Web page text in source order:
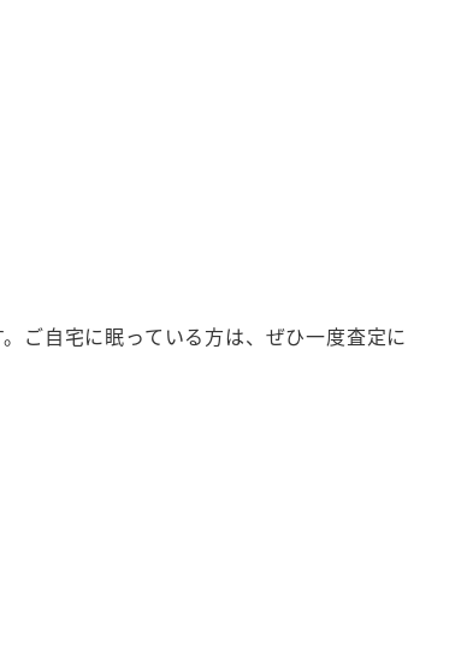
ご自宅に眠っている方は、ぜひ一度査定に